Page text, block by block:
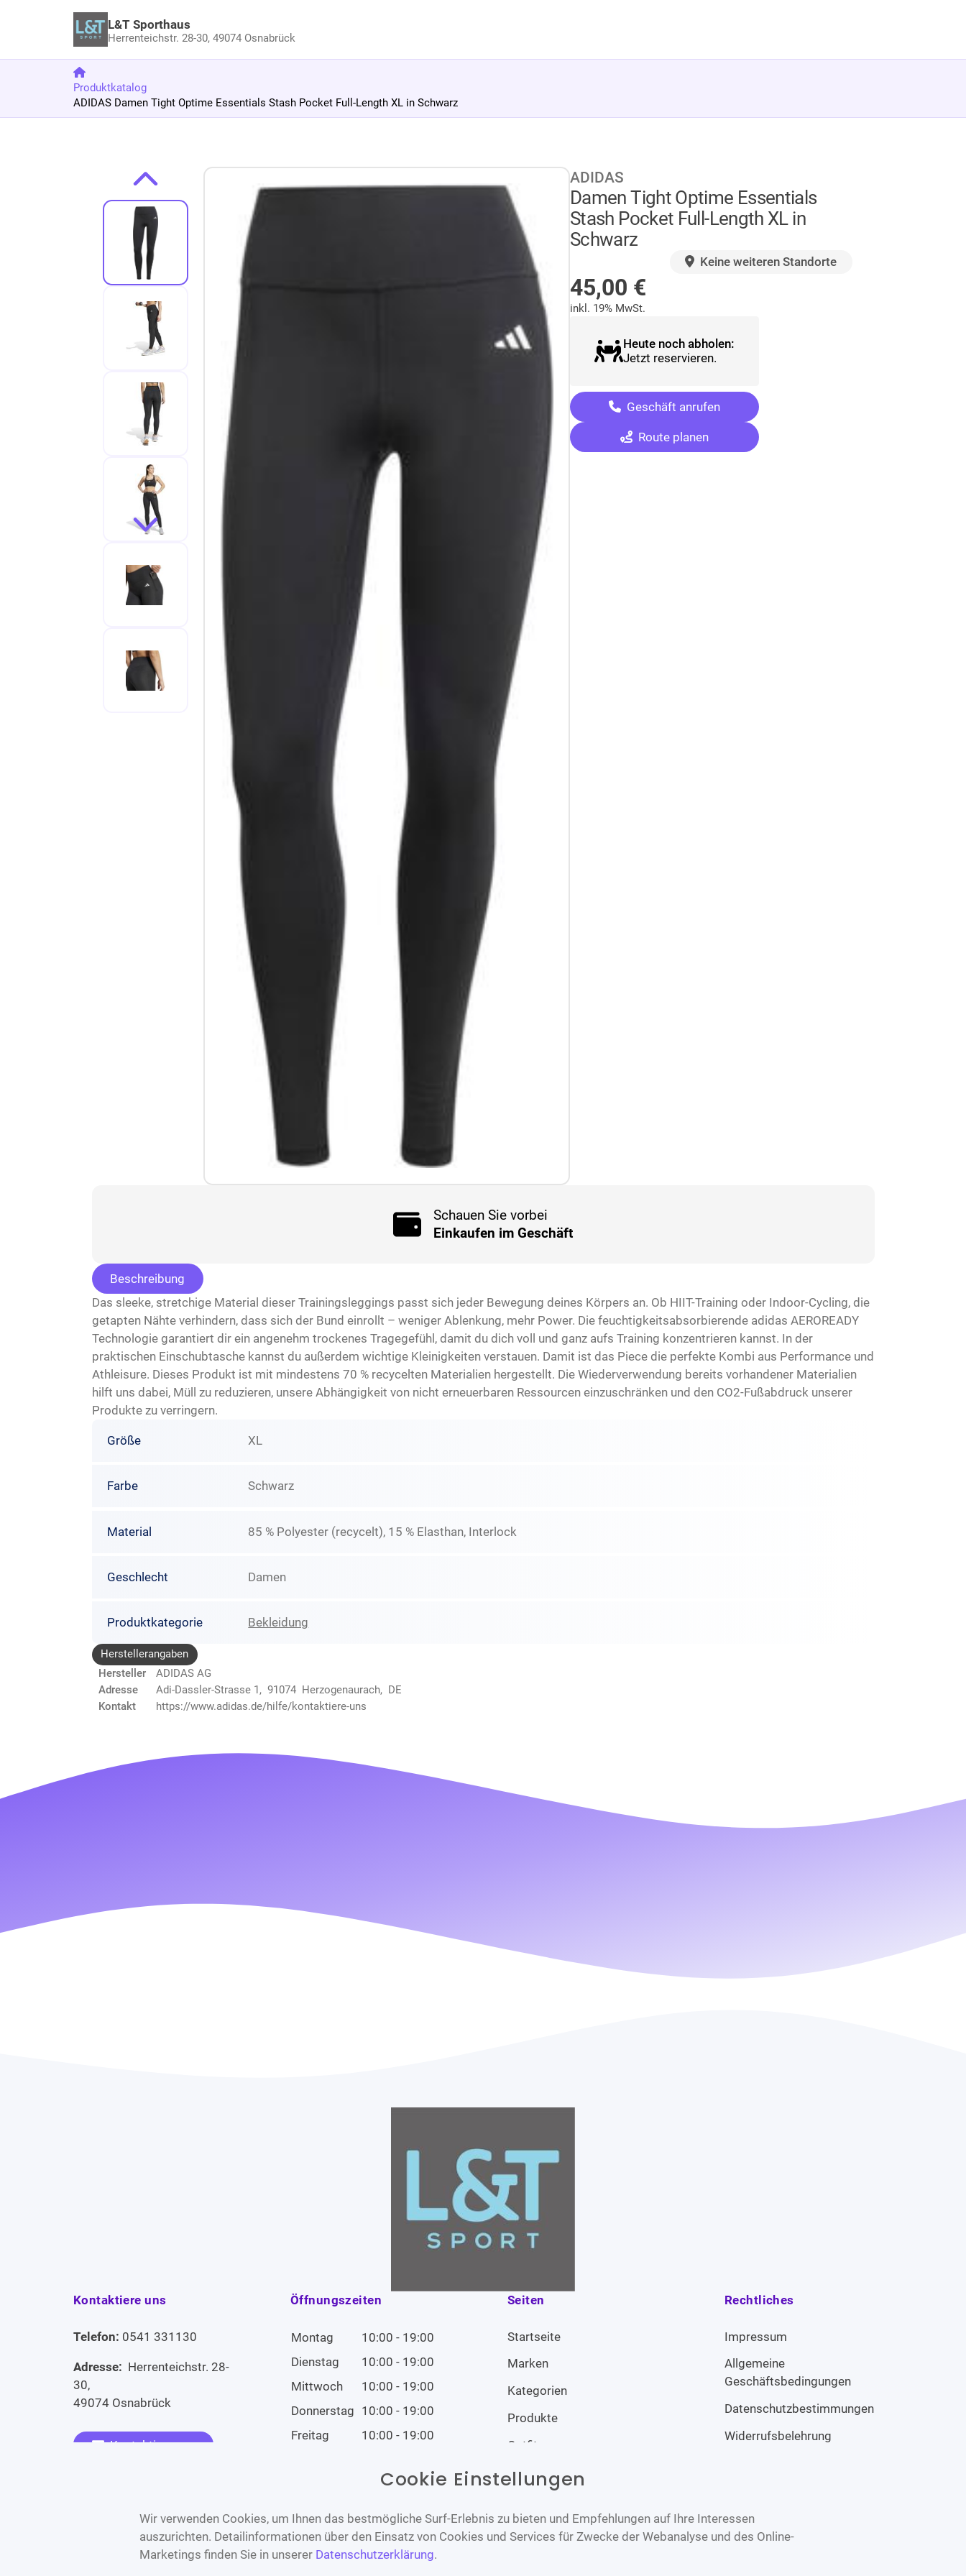
L&T Sporthaus
Herrenteichstr. 28-30,49074 Osnabrück
Produktkatalog
ADIDAS Damen Tight Optime Essentials Stash Pocket Full-Length XL in Schwarz
Zur Produktbeschreibung springen ADIDAS
Damen Tight Optime Essentials
Stash Pocket Full-Length XL in
Schwarz
Keine weiteren Standorte
45,00 €
inkl. 19% MwSt.
Heute noch abholen:
Jetzt reservieren.
Geschäft anrufen
Route planen
Schauen Sie vorbei
Einkaufen im Geschäft
Beschreibung
Das sleeke, stretchige Material dieser Trainingsleggings passt sich jeder Bewegung deines Körpers an. Ob HIIT-Training oder Indoor-Cycling, die
getapten Nähte verhindern, dass sich der Bund einrollt – weniger Ablenkung, mehr Power. Die feuchtigkeitsabsorbierende adidas AEROREADY
Technologie garantiert dir ein angenehm trockenes Tragegefühl, damit du dich voll und ganz aufs Training konzentrieren kannst. In der
praktischen Einschubtasche kannst du außerdem wichtige Kleinigkeiten verstauen. Damit ist das Piece die perfekte Kombi aus Performance und
Athleisure. Dieses Produkt ist mit mindestens 70 % recycelten Materialien hergestellt. Die Wiederverwendung bereits vorhandener Materialien
hilft uns dabei, Müll zu reduzieren, unsere Abhängigkeit von nicht erneuerbaren Ressourcen einzuschränken und den CO2-Fußabdruck unserer
Produkte zu verringern.
Größe XL
Farbe Schwarz
Material 85 % Polyester (recycelt), 15 % Elasthan, Interlock
Geschlecht Damen
Produktkategorie Bekleidung
Herstellerangaben
Hersteller
ADIDAS AG
Adresse
Adi-Dassler-Strasse 1, 91074 Herzogenaurach, DE
Kontakt
https://www.adidas.de/hilfe/kontaktiere-uns
Kontaktiere uns
Telefon: 0541 331130
Adresse: Herrenteichstr. 28-
30,
49074 Osnabrück
Kontaktiere uns
Öffnungszeiten
Montag
10:00 - 19:00
Dienstag
10:00 - 19:00
Mittwoch
10:00 - 19:00
Donnerstag 10:00 - 19:00
Freitag
10:00 - 19:00
Geschlossen
Seiten
Startseite
Marken
Kategorien
Produkte
Outfits
Rechtliches
Impressum
Allgemeine
Geschäftsbedingungen
Datenschutzbestimmungen
Widerrufsbelehrung
Cookie Einstellungen
Wir verwenden Cookies, um Ihnen das bestmögliche Surf-Erlebnis zu bieten und Empfehlungen auf Ihre Interessen
auszurichten. Detailinformationen über den Einsatz von Cookies und Services für Zwecke der Webanalyse und des Online-
Marketings finden Sie in unserer Datenschutzerklärung.